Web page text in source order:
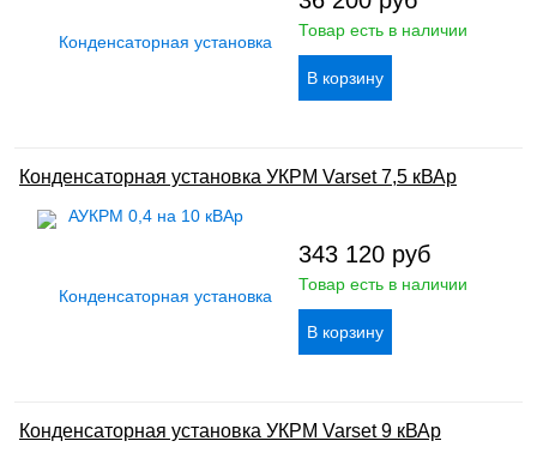
Товар есть в наличии
Конденсаторная установка УКРМ Varset 7,5 кВАр
343 120 руб
Товар есть в наличии
Конденсаторная установка УКРМ Varset 9 кВАр